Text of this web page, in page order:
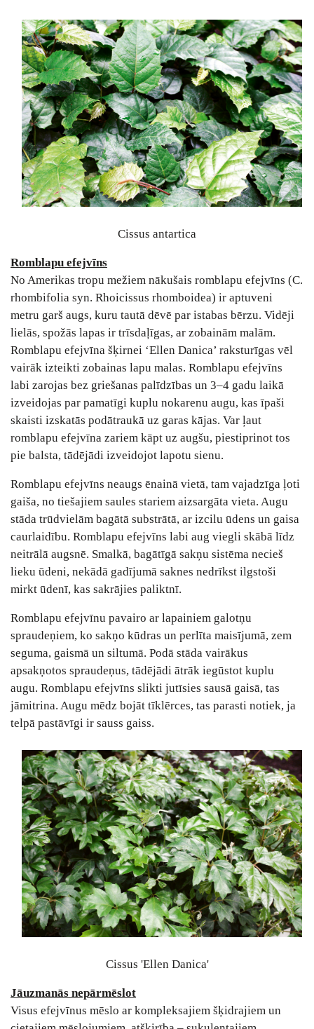
Cissus antartica
Romblapu efejvīns
No Amerikas tropu mežiem nākušais romblapu efejvīns (C.
rhombifolia syn. Rhoicissus rhomboidea) ir aptuveni
metru garš augs, kuru tautā dēvē par istabas bērzu. Vidēji
lielās, spožās lapas ir trīsdaļīgas, ar zobainām malām.
Romblapu efejvīna šķirnei ‘Ellen Danica’ raksturīgas vēl
vairāk izteikti zobainas lapu malas. Romblapu efejvīns
labi zarojas bez griešanas palīdzības un 3–4 gadu laikā
izveidojas par pamatīgi kuplu nokarenu augu, kas īpaši
skaisti izskatās podātraukā uz garas kājas. Var ļaut
romblapu efejvīna zariem kāpt uz augšu, piestiprinot tos
pie balsta, tādējādi izveidojot lapotu sienu.
Romblapu efejvīns neaugs ēnainā vietā, tam vajadzīga ļoti
gaiša, no tiešajiem saules stariem aizsargāta vieta. Augu
stāda trūdvielām bagātā substrātā, ar izcilu ūdens un gaisa
caurlaidību. Romblapu efejvīns labi aug viegli skābā līdz
neitrālā augsnē. Smalkā, bagātīgā sakņu sistēma necieš
lieku ūdeni, nekādā gadījumā saknes nedrīkst ilgstoši
mirkt ūdenī, kas sakrājies paliktnī.
Romblapu efejvīnu pavairo ar lapainiem galotņu
spraudeņiem, ko sakņo kūdras un perlīta maisījumā, zem
seguma, gaismā un siltumā. Podā stāda vairākus
apsakņotos spraudeņus, tādējādi ātrāk iegūstot kuplu
augu. Romblapu efejvīns slikti jutīsies sausā gaisā, tas
jāmitrina. Augu mēdz bojāt tīklērces, tas parasti notiek, ja
telpā pastāvīgi ir sauss gaiss.
Cissus 'Ellen Danica'
Jāuzmanās nepārmēslot
Visus efejvīnus mēslo ar kompleksajiem šķidrajiem un